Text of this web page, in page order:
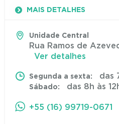
MAIS DETALHES
Unidade Central
Rua Ramos de
Ver detalhes
Segunda a sexta: das
Sábado: das 8h às
+55 (16) 99719-0671